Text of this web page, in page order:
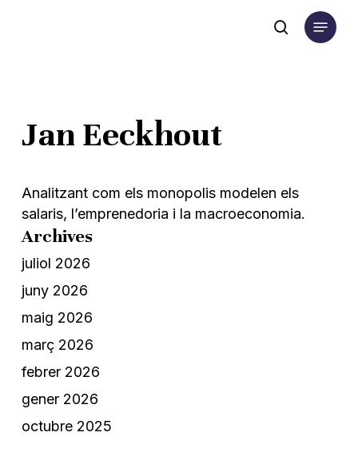
search
Menu
Jan Eeckhout
Analitzant com els monopolis modelen els
salaris, l’emprenedoria i la macroeconomia.
Archives
juliol 2026
juny 2026
maig 2026
març 2026
febrer 2026
gener 2026
octubre 2025